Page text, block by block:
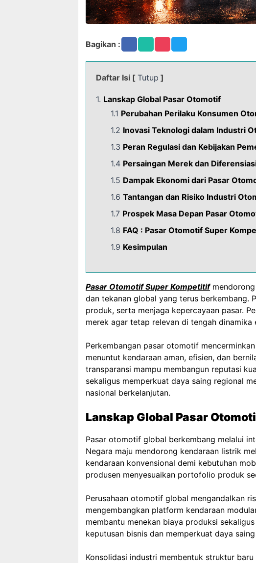
Bagikan :
Daftar Isi [ Tutup ]
1. Lanskap Global Pasar Otomotif
1.1 Perubahan Perilaku Konsumen
1.2 Inovasi Teknologi dalam Industri
1.3 Peran Regulasi dan Kebijakan
1.4 Persaingan Merek dan
1.5 Dampak Ekonomi dari Pasar
1.6 Tantangan dan Risiko Industri
1.7 Prospek Masa Depan Pasar
1.8 FAQ : Pasar Otomotif Super
1.9 Kesimpulan
Pasar Otomotif Super Kompetitifmendorong
dan tekanan global yang terus berkembang.
produk, serta menjaga kepercayaan pasar.
merek agar tetap relevan di tengah
Perkembangan pasar otomotif
menuntut kendaraan aman, efisien, dan
transparansi mampu membangun reputasi
sekaligus memperkuat daya saing regional
nasional berkelanjutan.
Lanskap Global Pasar
Pasar otomotif global berkembang melalui
Negara maju mendorong kendaraan listrik
kendaraan konvensional demi kebutuhan
produsen menyesuaikan portofolio produk
Perusahaan otomotif global mengandalkan
mengembangkan platform kendaraan
membantu menekan biaya produksi
keputusan bisnis dan memperkuat daya
Konsolidasi industri membentuk struktur